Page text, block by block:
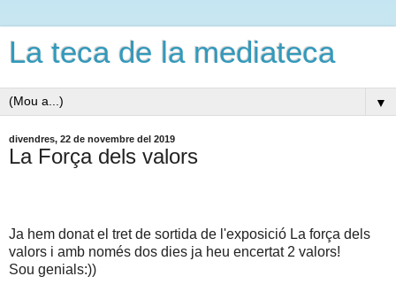
La teca de la mediateca
▼
divendres, 22 de novembre del 2019
La Força dels valors
Ja hem donat el tret de sortida de l'exposició La força dels
valors i amb només dos dies ja heu encertat 2 valors!
Sou genials:))